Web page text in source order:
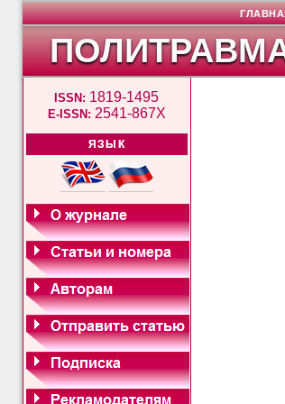
ПОЛИТРАВМА
ISSN: 1819-1495
E-ISSN: 2541-867X
ЯЗЫК